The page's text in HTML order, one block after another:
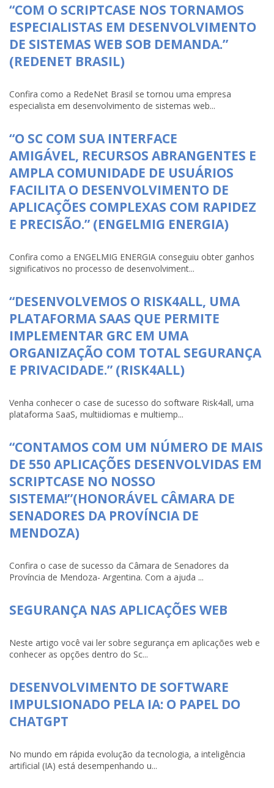
“COM O SCRIPTCASE NOS TORNAMOS
ESPECIALISTAS EM DESENVOLVIMENTO
DE SISTEMAS WEB SOB DEMANDA.”
(REDENET BRASIL)
Confira como a RedeNet Brasil se tornou uma empresa
especialista em desenvolvimento de sistemas web...
“O SC COM SUA INTERFACE
AMIGÁVEL, RECURSOS ABRANGENTES E
AMPLA COMUNIDADE DE USUÁRIOS
FACILITA O DESENVOLVIMENTO DE
APLICAÇÕES COMPLEXAS COM RAPIDEZ
E PRECISÃO.” (ENGELMIG ENERGIA)
Confira como a ENGELMIG ENERGIA conseguiu obter ganhos
significativos no processo de desenvolviment...
“DESENVOLVEMOS O RISK4ALL, UMA
PLATAFORMA SAAS QUE PERMITE
IMPLEMENTAR GRC EM UMA
ORGANIZAÇÃO COM TOTAL SEGURANÇA
E PRIVACIDADE.” (RISK4ALL)
Venha conhecer o case de sucesso do software Risk4all, uma
plataforma SaaS, multiidiomas e multiemp...
“CONTAMOS COM UM NÚMERO DE MAIS
DE 550 APLICAÇÕES DESENVOLVIDAS EM
SCRIPTCASE NO NOSSO
SISTEMA!”(HONORÁVEL CÂMARA DE
SENADORES DA PROVÍNCIA DE
MENDOZA)
Confira o case de sucesso da Câmara de Senadores da
Província de Mendoza- Argentina. Com a ajuda ...
SEGURANÇA NAS APLICAÇÕES WEB
Neste artigo você vai ler sobre segurança em aplicações web e
conhecer as opções dentro do Sc...
DESENVOLVIMENTO DE SOFTWARE
IMPULSIONADO PELA IA: O PAPEL DO
CHATGPT
No mundo em rápida evolução da tecnologia, a inteligência
artificial (IA) está desempenhando u...